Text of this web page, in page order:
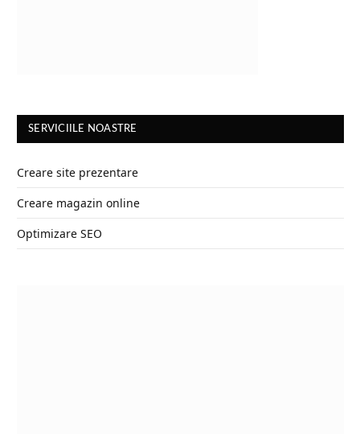
SERVICIILE NOASTRE
Creare site prezentare
Creare magazin online
Optimizare SEO